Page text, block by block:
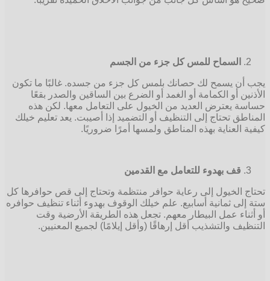
السماح للمس كل جزء من الجسم
يجب أن يسمح لك حصانك بلمس كل جزء من جسده. غالبًا ما تكون
الأذنين أو الكمامة أو الغمد أو الضرع بين الساقين والصدر بقعًا
حساسة يعترض العديد من الخيول على التعامل معها. لكن هذه
المناطق تحتاج إلى التنظيف أو التضميد إذا أصيبت. يعد تعليم خيلك
كيفية العناية بهذه المناطق ولمسها أمرًا ضروريًا.
قف بهدوء للتعامل مع القدمين
تحتاج الخيول إلى رعاية حوافر منتظمة وتحتاج إلى قص حوافرها كل
ستة إلى ثمانية أسابيع. علم خيلك الوقوف بهدوء أثناء تنظيف حوافره
أو أثناء عمل البيطار معهم. تجعل هذه الطريقة الأرضية وقت
التنظيف والتشذيب أقل إرهاقًا (وأقل إيلامًا) لجميع المعنيين.